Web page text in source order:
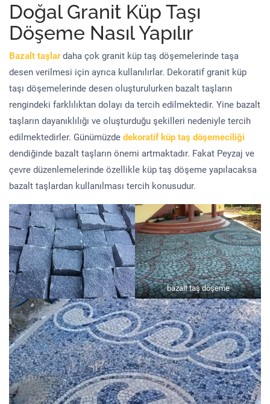
Doğal Granit Küp Taşı
Döşeme Nasıl Yapılır
Bazalt taşlardaha çok granit küp taş döşemelerinde taşa
desen verilmesi için ayrıca kullanılırlar. Dekoratif granit küp
taşı döşemelerinde desen oluşturulurken bazalt taşların
rengindeki farklılıktan dolayı da tercih edilmektedir. Yine bazalt
taşların dayanıklılığı ve oluşturduğu şekilleri nedeniyle tercih
edilmektedirler. Günümüzde dekoratif küp taş döşemeciliği
dendiğinde bazalt taşların önemi artmaktadır. Fakat Peyzaj ve
çevre düzenlemelerinde özellikle küp taş döşeme yapılacaksa
bazalt taşlardan kullanılması tercih konusudur.
bazalt taş döşeme